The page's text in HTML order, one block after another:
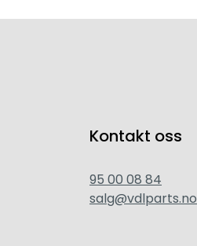
Kontakt oss
95 00 08 84
salg@vdlparts.no